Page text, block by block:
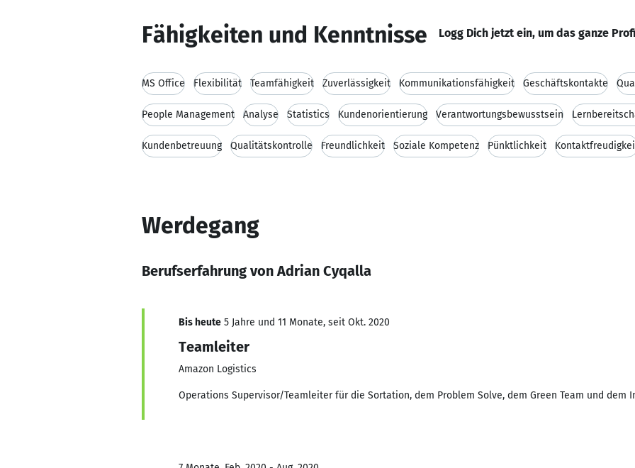
Fähigkeiten und Kenntnisse Logg Dich jetzt ein, um das ganze
MS Office Flexibilität Teamfähigkeit Zuverlässigkeit Kommunikationsfähigkeit Geschäftskontakte
People Management Analyse Statistics Kundenorientierung Verantwortungsbewusstsein
Kundenbetreuung Qualitätskontrolle Freundlichkeit Soziale Kompetenz Pünktlichkeit
Werdegang
Berufserfahrung von Adrian Cyqalla
Bis heute 5 Jahre und 11 Monate, seit Okt. 2020
Teamleiter
Amazon Logistics
Operations Supervisor/Teamleiter für die Sortation, dem Problem Solve, dem Green Team und dem